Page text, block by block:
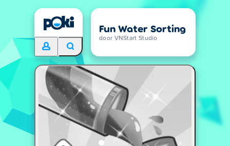
Fun Water Sorting
door VNStart Studio